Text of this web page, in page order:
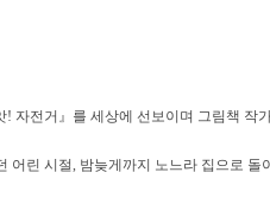
자전거』를 세상에 선보이며 그림책 작
어린 시절, 밤늦게까지 노느라 집으로 돌